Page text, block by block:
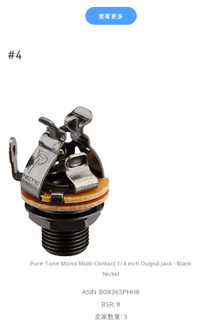
查看更多
#4
Pure Tone Mono Multi-Contact 1/4 inch Output Jack - Black
Nickel
ASIN: B08365PHH8
BSR: 8
卖家数量: 3